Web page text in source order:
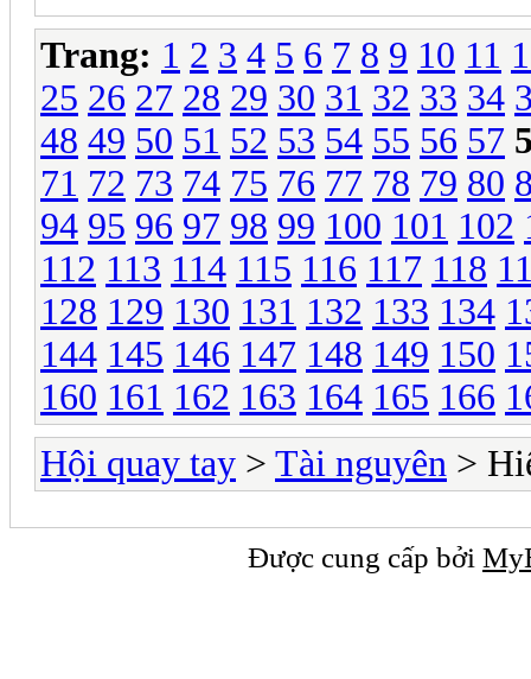
Trang: 1 2 3 4 5 6 7 8 9 10 11
25 26 27 28 29 30 31 32 33 34
48 49 50 51 52 53 54 55 56 57
71 72 73 74 75 76 77 78 79 80
94 95 96 97 98 99 100 101 102
112 113 114 115 116 117 118
128 129 130 131 132 133 134
144 145 146 147 148 149 150
160 161 162 163 164 165 166
Hội quay tay > Tài nguyên >
Được cung cấp bởi